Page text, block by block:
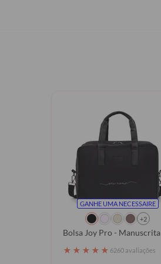
GANHE UMA NECESSAIRE
+2
Bolsa Joy Pro - Manuscrita
★ ★ ★ ★ ★ 6260 avaliações